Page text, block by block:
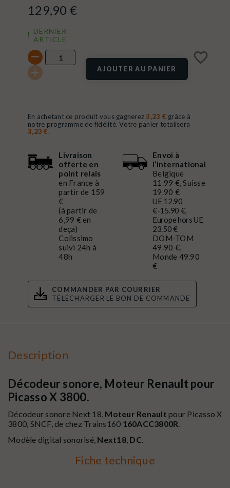
129,90 €
DERNIER
ARTICLE
AJOUTER AU PANIER
favorite_border
En achetant ce produit vous gagnerez3,23 € grâce à
notre programme de fidélité. Votre panier totalisera
3,23 €.
Livraison
offerte en
point relais
en France à
partir de 159
€
(à partir de
6,99 € en
deça)
Colissimo
suivi 24h à
48h
Envoi à
l’international
Belgique
11.99 €, Suisse
19.90 €
UE 12.90
€-15.90 €,
Europe hors UE
23.50 €
DOM-TOM
49.90 €,
Monde 49.90
€
COMMANDER PAR COURRIER
TÉLÉCHARGER LE BON DE COMMANDE
Description
Décodeur sonore, Moteur Renault pour
Picasso X 3800.
Décodeur sonore Next 18, Moteur Renault pour Picasso X
3800, SNCF, de chez Trains160 160ACC3800R
Modèle digital sonorisé, Next18, DC.
Fiche technique